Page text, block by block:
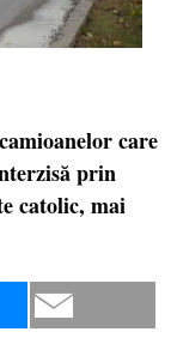
care
prin
catolic, mai